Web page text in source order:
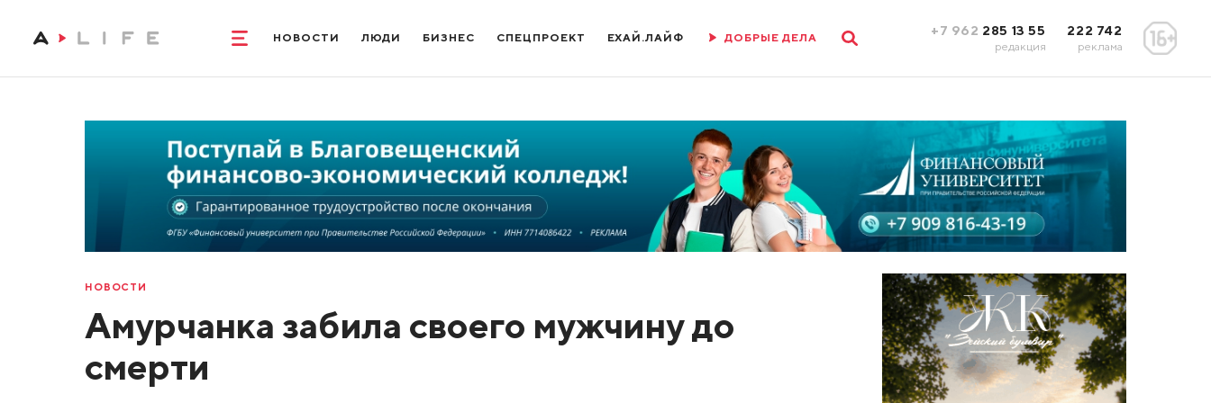
НОВОСТИ ЛЮДИ БИЗНЕС СПЕЦПРОЕКТ ЕХАЙ.ЛАЙФ ДОБРЫЕ ДЕЛА +7 962 285 13 55
редакция
222 742
реклама
НОВОСТИ
Амурчанка забила своего мужчину до
смерти